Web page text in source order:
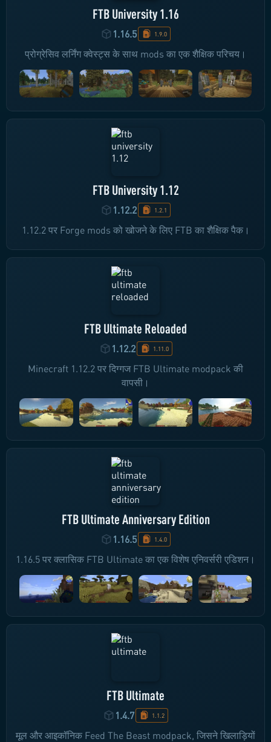
FTB University 1.16
1.16.5 1.9.0
प्रोग्रेसिव लर्निंग क्वेस्ट्स के साथ mods का एक शैक्षिक परिचय।
FTB University 1.12
1.12.2 1.2.1
1.12.2 पर Forge mods को खोजने के लिए FTB का शैक्षिक पैक।
FTB Ultimate Reloaded
1.12.2 1.11.0
Minecraft 1.12.2 पर दिग्गज FTB Ultimate modpack की
वापसी।
FTB Ultimate Anniversary Edition
1.16.5 1.4.0
1.16.5 पर क्लासिक FTB Ultimate का एक विशेष एनिवर्सरी एडिशन।
FTB Ultimate
1.4.7 1.1.2
मूल और आइकॉनिक Feed The Beast modpack, जिसने खिलाड़ियों